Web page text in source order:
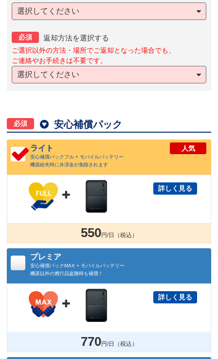
選択してください
必須 返却方法を選択する
ご選択以外の方法・場所でご返却となった場合でも、
ご連絡やお手続きは不要です。
選択してください
必須  安心補償パック
ライト
安心補償パックフル + モバイルバッテリー
機器紛失時に弁済金が免除されます
人気

詳しく見る
550円/日（税込）
プレミア
安心補償パックMAX + モバイルバッテリー
機器以外の携行品盗難時も補償！

詳しく見る
770円/日（税込）